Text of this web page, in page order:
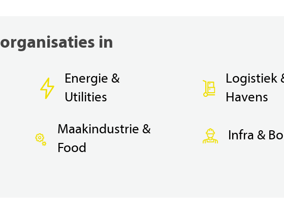
organisaties in
Energie &
Utilities
Logistiek
Havens
Maakindustrie &
Food
Infra &